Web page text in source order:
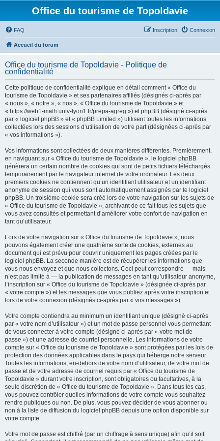
Office du tourisme de Topoldavie
FAQ Connexion
Inscription
Accueil du forum
Office du tourisme de Topoldavie - Politique de
confidentialité
Cette politique de confidentialité explique en détail comment « Office du
tourisme de Topoldavie » et ses partenaires affiliés (désignés ci-après par
« nous », « notre », « nos », « Office du tourisme de Topoldavie » et
« https://web1-math.univ-lyon1.fr/prepa-agreg ») et phpBB (désigné ci-après
par « logiciel phpBB » et « phpBB Limited ») utilisent toutes les informations
collectées lors des sessions d’utilisation de votre part (désignées ci-après par
« vos informations »).
Vos informations sont collectées de deux manières différentes. Premièrement,
en naviguant sur « Office du tourisme de Topoldavie », le logiciel phpBB
génèrera un certain nombre de cookies qui sont de petits fichiers téléchargés
temporairement par le navigateur internet de votre ordinateur. Les deux
premiers cookies ne contiennent qu’un identifiant utilisateur et un identifiant
anonyme de session qui vous sont automatiquement assignés par le logiciel
phpBB. Un troisième cookie sera créé lors de votre navigation sur les sujets de
« Office du tourisme de Topoldavie », archivant de ce fait tous les sujets que
vous avez consultés et permettant d’améliorer votre confort de navigation en
tant qu’utilisateur.
Lors de votre navigation sur « Office du tourisme de Topoldavie », nous
pouvons également créer une quatrième sorte de cookies, externes au
document qui est prévu pour couvrir uniquement les pages créées par le
logiciel phpBB. La seconde manière est de récupérer les informations que
vous nous envoyez et que nous collectons. Ceci peut correspondre — mais
n’est pas limité à — la publication de messages en tant qu’utilisateur anonyme,
l’inscription sur « Office du tourisme de Topoldavie » (désignée ci-après par
« votre compte ») et les messages que vous publiez après votre inscription et
lors de votre connexion (désignés ci-après par « vos messages »).
Votre compte contiendra au minimum un identifiant unique (désigné ci-après
par « votre nom d’utilisateur ») et un mot de passe personnel vous permettant
de vous connecter à votre compte (désigné ci-après par « votre mot de
passe ») et une adresse de courriel personnelle. Les informations de votre
compte sur « Office du tourisme de Topoldavie » sont protégées par les lois de
protection des données applicables dans le pays qui héberge notre serveur.
Toutes les informations, en-dehors de votre nom d’utilisateur, de votre mot de
passe et de votre adresse de courriel requis par « Office du tourisme de
Topoldavie » durant votre inscription, sont obligatoires ou facultatives, à la
seule discrétion de « Office du tourisme de Topoldavie ». Dans tous les cas,
vous pouvez contrôler quelles informations de votre compte vous souhaitez
rendre publiques ou non. De plus, vous pouvez décider de vous abonner ou
non à la liste de diffusion du logiciel phpBB depuis une option disponible sur
votre compte.
Votre mot de passe est chiffré (par un chiffrage à sens unique) afin qu’il soit